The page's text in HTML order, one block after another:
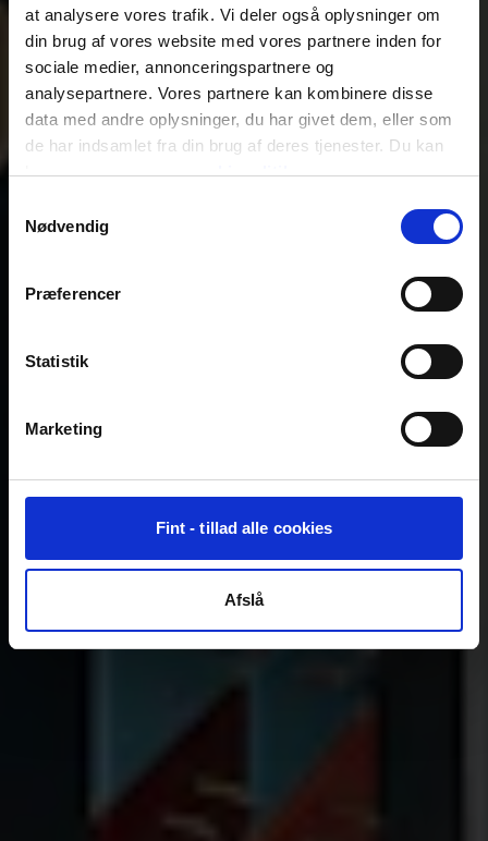
at analysere vores trafik. Vi deler også oplysninger om
din brug af vores website med vores partnere inden for
sociale medier, annonceringspartnere og
analysepartnere. Vores partnere kan kombinere disse
data med andre oplysninger, du har givet dem, eller som
de har indsamlet fra din brug af deres tjenester. Du kan
læse mere om vorescookiepolitik.
Nødvendig
Præferencer
Statistik
Marketing
Fint - tillad alle cookies
Afslå